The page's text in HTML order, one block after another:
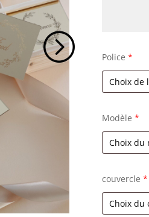
Police *
Modèle *
couvercle *